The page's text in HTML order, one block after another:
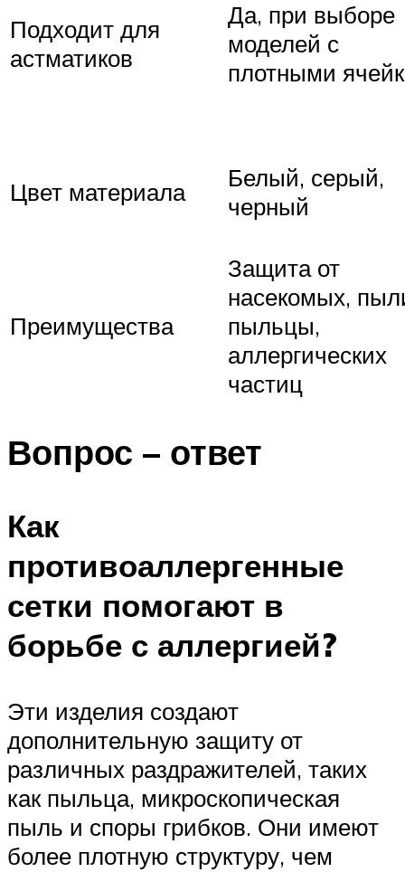
Подходит для
астматиков
Да, при выборе
моделей с
плотными
Цвет материала
Белый, серый,
черный
Преимущества
Защита от
насекомых,
пыльцы,
аллергических
частиц
Вопрос – ответ
Как
противоаллергенные
сетки помогают в
борьбе с аллергией?
Эти изделия создают
дополнительную защиту от
различных раздражителей, таких
как пыльца, микроскопическая
пыль и споры грибков. Они имеют
более плотную структуру, чем